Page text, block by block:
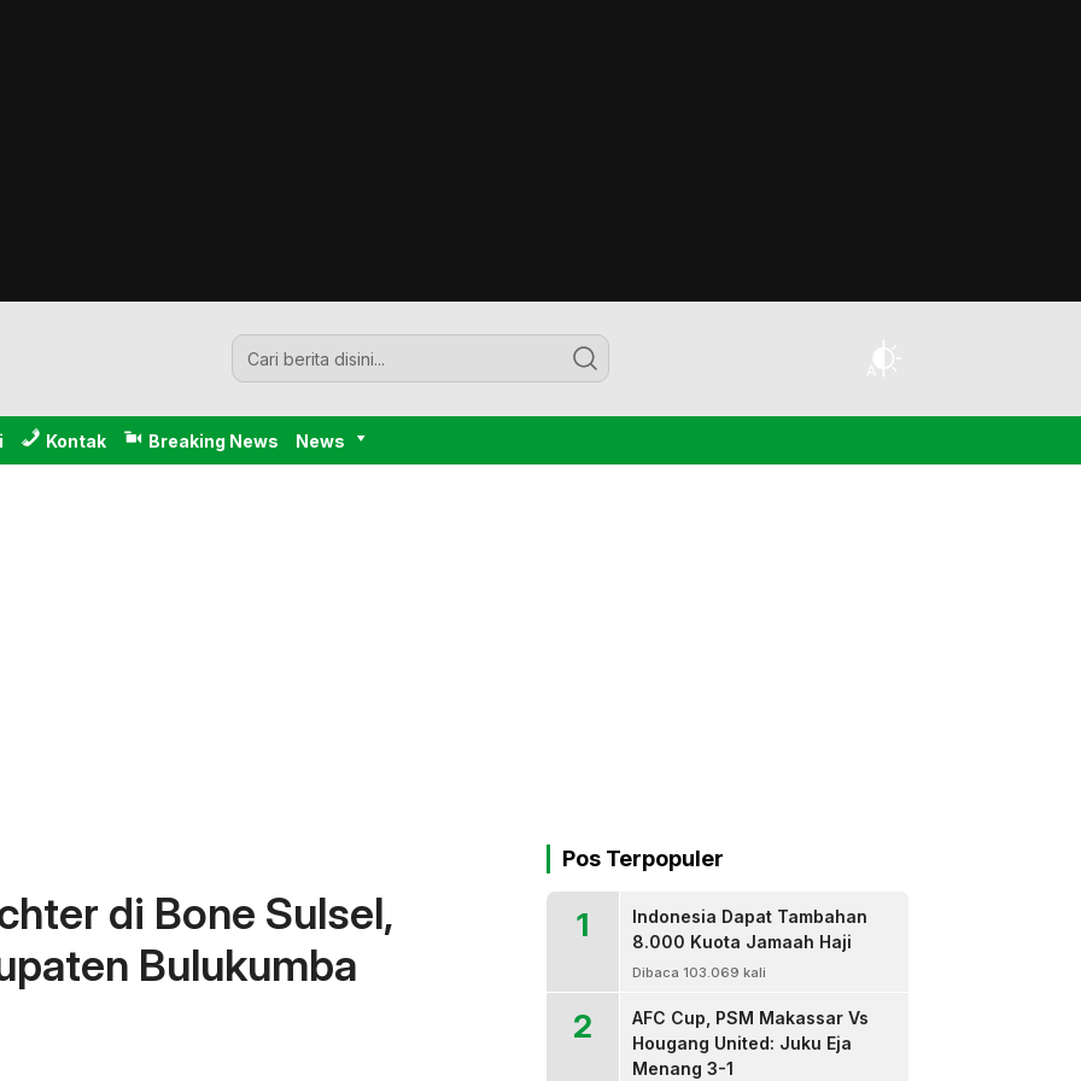
Kontak Breaking News News
di Bone Sulsel,
Bulukumba
Pos Terpopuler
1
Indonesia Dapat Tambahan
8.000 Kuota Jamaah Haji
Dibaca 103.069 kali
2
AFC Cup, PSM Makassar Vs
Hougang United: Juku Eja
Menang 3-1